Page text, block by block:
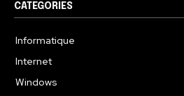
CATEGORIES
Informatique
Internet
Windows